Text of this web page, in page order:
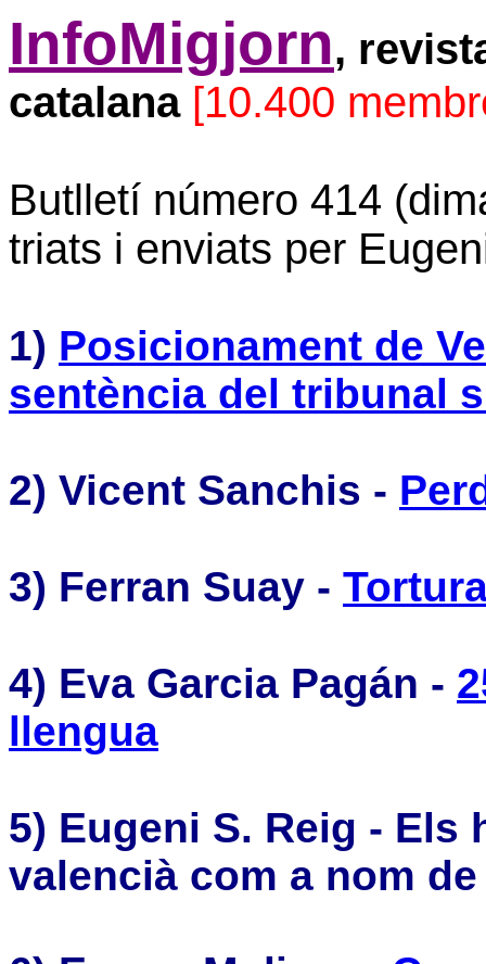
InfoMigjorn,
catalana [10.400
Butlletí número 414
triats i enviats per
1) Posicionament de
sentència del tribunal
2) Vicent Sanchis -
3) Ferran Suay -
4) Eva Garcia Pagán -
llengua
5) Eugeni S. Reig -
valencià com a nom